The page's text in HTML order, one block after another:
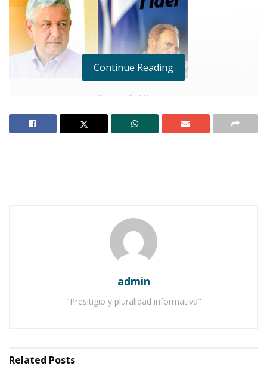
Omar G. Nieves
Notas Relacionadas
El 13 de agosto de 1958 Fidel Castro cumplía 32 años de
edad en un lugar llamado Las Vegas de Jibacoa, en la
sierra maestra. En ese entonces Celia Sánchez le
preparó una pequeña sorpresa al comandante, quien
para entonces ya era una celebridad debido a sus
Continue Reading
admin
"Presitigio y pluralidad informativa"
Related Posts